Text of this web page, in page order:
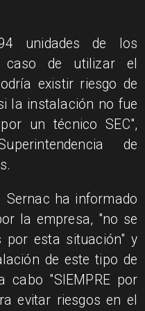
unidades de los
caso de utilizar el
existir riesgo de
la instalación no fue
un técnico SEC",
de
Sernac ha informado
la empresa, "no se
por esta situación" y
de este tipo de
cabo "SIEMPRE por
evitar riesgos en el